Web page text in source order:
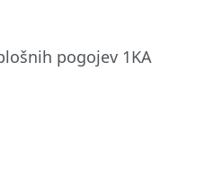
pogojev 1KA